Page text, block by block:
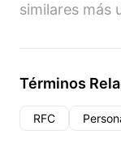
similares más
Términos
RFC